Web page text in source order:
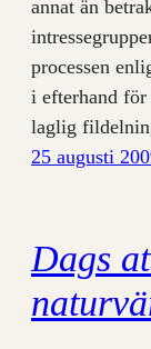
annat än
processen
i efterhand för
laglig
25 augusti
Dags